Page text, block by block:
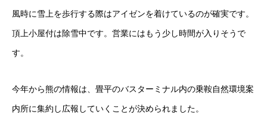
風時に雪上を歩行する際はアイゼンを着けているのが確実です。
頂上小屋付は除雪中です。営業にはもう少し時間が入りそうで
す。
今年から熊の情報は、畳平のバスターミナル内の乗鞍自然環境案
内所に集約し広報していくことが決められました。